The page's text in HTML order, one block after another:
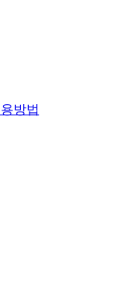
방법